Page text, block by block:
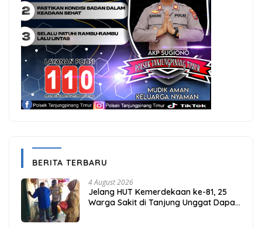
BERITA TERBARU
4 August 2026
Jelang HUT Kemerdekaan ke-81, 25
Warga Sakit di Tanjung Unggat Dapat